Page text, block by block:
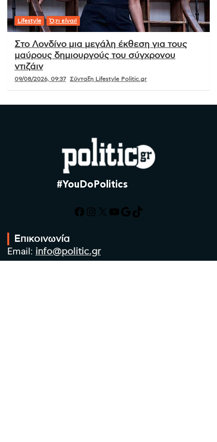
Lifestyle Ό,τι είναι!
Στο Λονδίνο μια μεγάλη έκθεση για τους
μαύρους δημιουργούς του σύγχρονου
ντιζάιν
09/08/2026, 09:37 Σύνταξη Lifestyle Politic.gr
#YouDoPolitics
Facebook
Instagram
X YouTube
Google
TikTok
Επικοινωνία
Email: info@politic.gr
Τηλ: